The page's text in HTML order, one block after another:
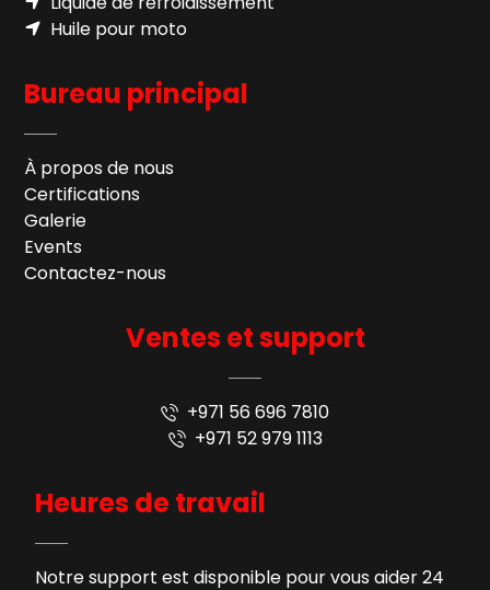
Huile pour moto
Bureau principal
À propos de nous
Certifications
Galerie
Events
Contactez-nous
Ventes et support
+971 56 696 7810
+971 52 979 1113
Heures de travail
Notre support est disponible pour vous aider 24